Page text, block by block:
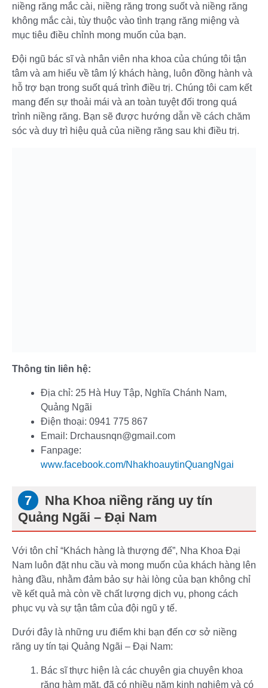
niềng răng mắc cài, niềng răng trong suốt và niềng răng
không mắc cài, tùy thuộc vào tình trạng răng miệng và
mục tiêu điều chỉnh mong muốn của bạn.
Đội ngũ bác sĩ và nhân viên nha khoa của chúng tôi tận
tâm và am hiểu về tâm lý khách hàng, luôn đồng hành và
hỗ trợ bạn trong suốt quá trình điều trị. Chúng tôi cam kết
mang đến sự thoải mái và an toàn tuyệt đối trong quá
trình niềng răng. Bạn sẽ được hướng dẫn về cách chăm
sóc và duy trì hiệu quả của niềng răng sau khi điều trị.
Thông tin liên hệ:
Địa chỉ: 25 Hà Huy Tập, Nghĩa Chánh Nam,
Quảng Ngãi
Điện thoại: 0941 775 867
Email: Drchausnqn@gmail.com
Fanpage:
www.facebook.com/NhakhoauytinQuangNgai
Nha Khoa niềng răng uy tín
Quảng Ngãi – Đại Nam
Với tôn chỉ “Khách hàng là thượng đế”, Nha Khoa Đại
Nam luôn đặt nhu cầu và mong muốn của khách hàng lên
hàng đầu, nhằm đảm bảo sự hài lòng của bạn không chỉ
về kết quả mà còn về chất lượng dịch vụ, phong cách
phục vụ và sự tận tâm của đội ngũ y tế.
Dưới đây là những ưu điểm khi bạn đến cơ sở niềng
răng uy tín tại Quảng Ngãi – Đại Nam:
Bác sĩ thực hiện là các chuyên gia chuyên khoa
răng hàm mặt, đã có nhiều năm kinh nghiệm và có